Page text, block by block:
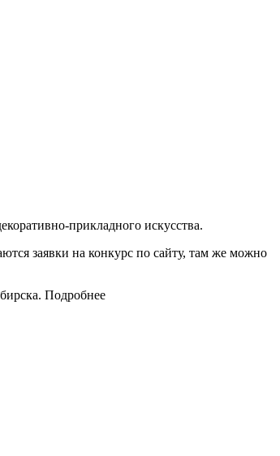
прикладного искусства.
заявки на конкурс по сайту, там же можно
Подробнее